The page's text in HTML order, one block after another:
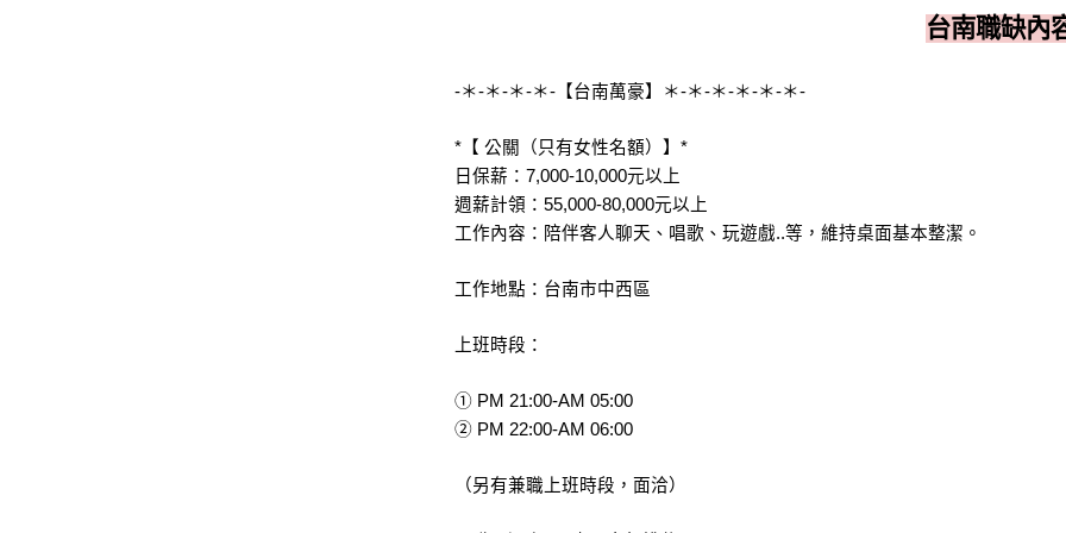
台南職缺內
-＊-＊-＊-＊-【台南萬豪】＊-＊-＊-＊-＊-＊-
*【 公關（只有女性名額）】*
日保薪：7,000-10,000元以上
週薪計領：55,000-80,000元以上
工作內容：陪伴客人聊天、唱歌、玩遊戲..等，維持桌面基本整潔。
工作地點：台南市中西區
上班時段：
① PM 21:00-AM 05:00
② PM 22:00-AM 06:00
（另有兼職上班時段，面洽）